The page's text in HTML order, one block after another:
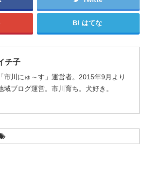
はてな
チ子
「市川にゅ～す」運営者。2015年9月より
域ブログ運営。市川育ち。犬好き。